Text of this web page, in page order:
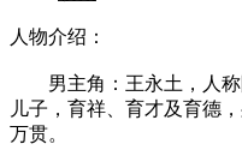
人物介绍：
男主角：王永土，人称
儿子，育祥、育才及育德
万贯。